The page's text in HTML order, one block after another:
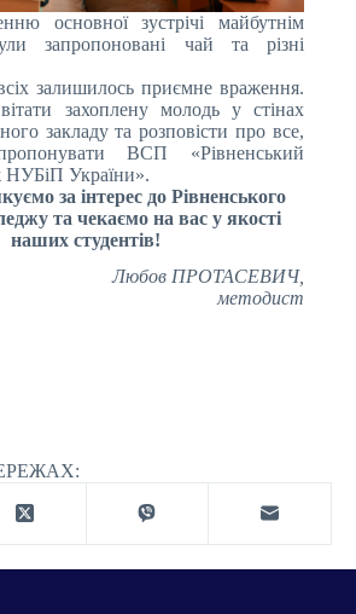
основної зустрічі майбутнім
запропоновані чай та різні
залишилось приємне враження.
захоплену молодь у стінах
закладу та розповісти про все,
ВСП «Рівненський
НУБіП України».
за інтерес до Рівненського
та чекаємо на вас у якості
наших студентів!
Любов ПРОТАСЕВИЧ,
методист